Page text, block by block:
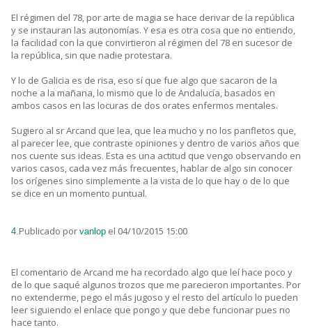
El régimen del 78, por arte de magia se hace derivar de la república
y se instauran las autonomías. Y esa es otra cosa que no entiendo,
la facilidad con la que convirtieron al régimen del 78 en sucesor de
la república, sin que nadie protestara.
Y lo de Galicia es de risa, eso sí que fue algo que sacaron de la
noche a la mañana, lo mismo que lo de Andalucía, basados en
ambos casos en las locuras de dos orates enfermos mentales.
Sugiero al sr Arcand que lea, que lea mucho y no los panfletos que,
al parecer lee, que contraste opiniones y dentro de varios años que
nos cuente sus ideas. Esta es una actitud que vengo observando en
varios casos, cada vez más frecuentes, hablar de algo sin conocer
los orígenes sino simplemente a la vista de lo que hay o de lo que
se dice en un momento puntual.
4.Publicado por vanlop el 04/10/2015 15:00
El comentario de Arcand me ha recordado algo que leí hace poco y
de lo que saqué algunos trozos que me parecieron importantes. Por
no extenderme, pego el más jugoso y el resto del artículo lo pueden
leer siguiendo el enlace que pongo y que debe funcionar pues no
hace tanto.